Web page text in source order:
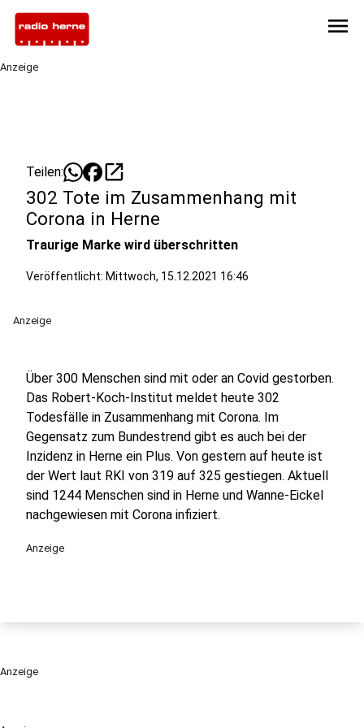
menu
Anzeige
Teilen: open_in_new
302 Tote im Zusammenhang mit
Corona in Herne
Traurige Marke wird überschritten
Veröffentlicht: Mittwoch, 15.12.2021 16:46
Anzeige
Über 300 Menschen sind mit oder an Covid gestorben.
Das Robert-Koch-Institut meldet heute 302
Todesfälle in Zusammenhang mit Corona. Im
Gegensatz zum Bundestrend gibt es auch bei der
Inzidenz in Herne ein Plus. Von gestern auf heute ist
der Wert laut RKI von 319 auf 325 gestiegen. Aktuell
sind 1244 Menschen sind in Herne und Wanne-Eickel
nachgewiesen mit Corona infiziert.
Anzeige
Anzeige